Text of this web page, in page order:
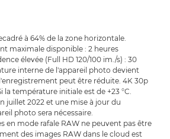
à 64% de la zone horizontale.
maximale disponible : 2 heures
élevée (Full HD 120/100 im./s) : 30
interne de l'appareil photo devient
peut être réduite. 4K 30p
la température initiale est de +23 °C.
juillet 2022 et une mise à jour du
photo sera nécessaire.
en mode rafale RAW ne peuvent pas être
des images RAW dans le cloud est